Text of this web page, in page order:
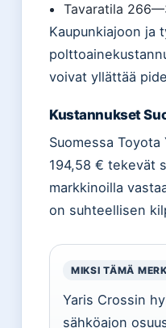
Tavaratila
Kaupunkiajoon ja
voivat yllättää
Kustannukset
Suomessa
194,58 € tekevät
markkinoilla
on suhteellisen
MIKSI TÄMÄ
Yaris Crossin
sähköajon